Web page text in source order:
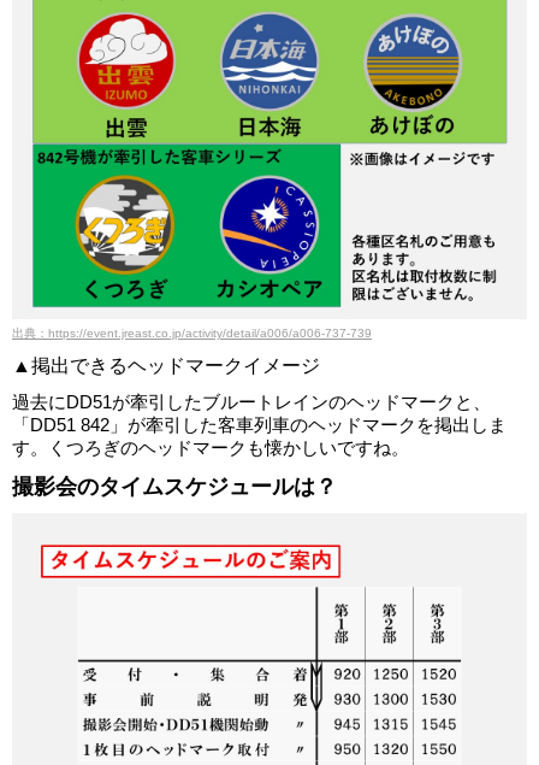
出典：https://event.jreast.co.jp/activity/detail/a006/a006-737-739
▲掲出できるヘッドマークイメージ
過去にDD51が牽引したブルートレインのヘッドマークと、
「DD51 842」が牽引した客車列車のヘッドマークを掲出しま
す。くつろぎのヘッドマークも懐かしいですね。
撮影会のタイムスケジュールは？